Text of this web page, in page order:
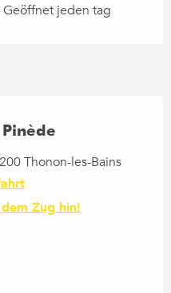
Geöffnet jeden tag
Thonon-les-Bains
Zug hin!